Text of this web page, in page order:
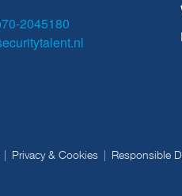
2045180
Privacy & Cookies Responsible